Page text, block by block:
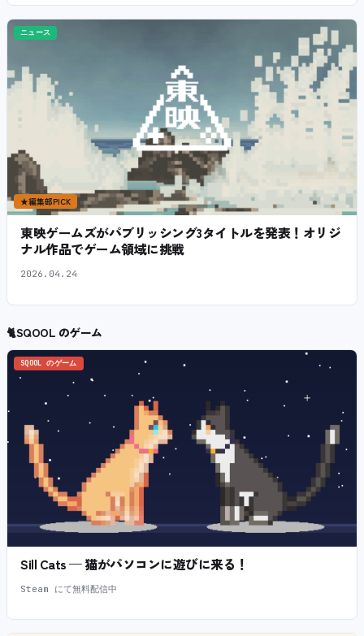
ニュース
★編集部PICK
東映ゲームズがパブリッシング3タイトルを発表！オリジ
ナル作品でゲーム領域に挑戦
2026.04.24
🐈SQOOL のゲーム
SQOOL のゲーム
Sill Cats — 猫がパソコンに遊びに来る！
Steam にて無料配信中